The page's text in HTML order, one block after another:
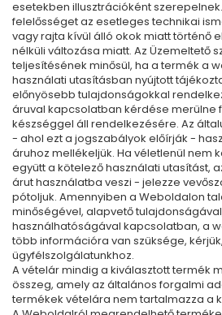
esetekben illusztrációként
felelősséget az esetleges technikai
vagy rajta kívül álló okok miatt történő
nélküli változása miatt. Az Üzemeltető
teljesítésének minősül, ha a termék a
használati utasításban nyújtott
előnyösebb tulajdonságokkal
áruval kapcsolatban kérdése merülne
készséggel áll rendelkezésére. Az
- ahol ezt a jogszabályok előírják -
áruhoz mellékeljük. Ha véletlenül nem
együtt a kötelező használati utasítást,
árut használatba veszi - jelezze
pótoljuk. Amennyiben a Weboldalon
minőségével, alapvető
használhatóságával kapcsolatban, a
több információra van szüksége,
ügyfélszolgálatunkhoz.
A vételár mindig a kiválasztott termék
összeg, amely az általános forgalmi
termékek vételára nem tartalmazza a